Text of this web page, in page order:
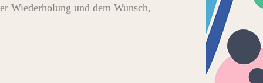
Wiederholung und dem Wunsch,